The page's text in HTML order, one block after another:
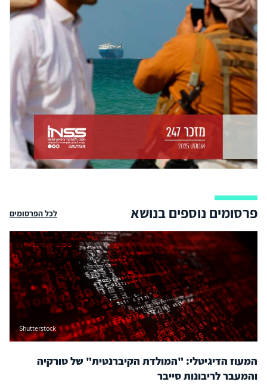
פרסומים נוספים בנושא לכל הפרסומים
Shutterstock
המעוז הדיגיטלי: "המולדת הקיברנטית" של טורקיה
והמעבר לריבונות סייבר